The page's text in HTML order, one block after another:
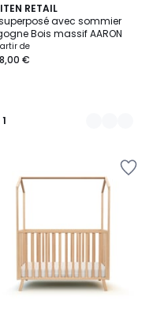
RETAIL
avec sommier
gigogne Bois massif AARON
de
€
1